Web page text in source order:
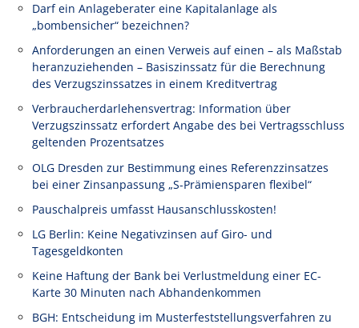
Darf ein Anlageberater eine Kapitalanlage als
„bombensicher“ bezeichnen?
Anforderungen an einen Verweis auf einen – als Maßstab
heranzuziehenden – Basiszinssatz für die Berechnung
des Verzugszinssatzes in einem Kreditvertrag
Verbraucherdarlehensvertrag: Information über
Verzugszinssatz erfordert Angabe des bei Vertragsschluss
geltenden Prozentsatzes
OLG Dresden zur Bestimmung eines Referenzzinsatzes
bei einer Zinsanpassung „S-Prämiensparen flexibel“
Pauschalpreis umfasst Hausanschlusskosten!
LG Berlin: Keine Negativzinsen auf Giro- und
Tagesgeldkonten
Keine Haftung der Bank bei Verlustmeldung einer EC-
Karte 30 Minuten nach Abhandenkommen
BGH: Entscheidung im Musterfeststellungsverfahren zu